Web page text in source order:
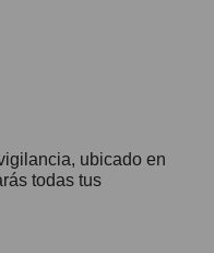
ubicado en
todas tus